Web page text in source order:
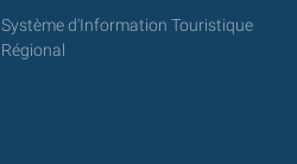
Système d'Information Touristique
Régional